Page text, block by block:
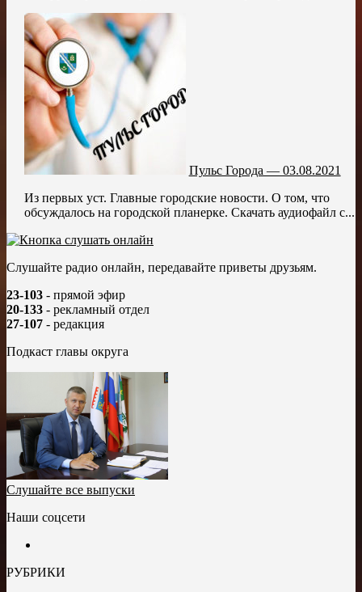
Пульс Города — 03.08.2021
Из первых уст. Главные городские новости. О том, что
обсуждалось на городской планерке. Скачать аудиофайл с...
Слушайте радио онлайн, передавайте приветы друзьям.
23-103 - прямой эфир
20-133 - рекламный отдел
27-107 - редакция
Подкаст главы округа
Слушайте все выпуски
Наши соцсети
РУБРИКИ